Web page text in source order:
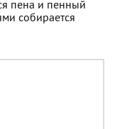
пена и пенный
собирается